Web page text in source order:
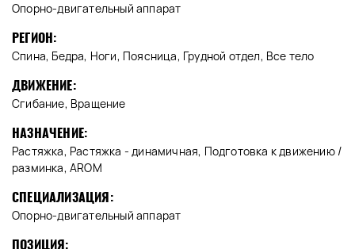
Опорно-двигательный аппарат
РЕГИОН:
Спина, Бедра, Ноги, Поясница, Грудной отдел, Все тело
ДВИЖЕНИЕ:
Сгибание, Вращение
НАЗНАЧЕНИЕ:
Растяжка, Растяжка - динамичная, Подготовка к движению /
разминка, AROM
СПЕЦИАЛИЗАЦИЯ:
Опорно-двигательный аппарат
ПОЗИЦИЯ: